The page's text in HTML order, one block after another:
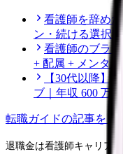
看護師を辞め
ン・続ける選択・
看護師のブラ
+ 配属 + メンタ
【30代以降】
ブ｜年収 600 万 /
転職ガイドの記事をも
退職金は看護師キャリア